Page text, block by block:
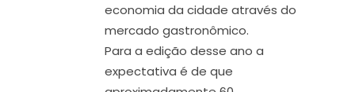
economia da cidade através do
mercado gastronômico.
Para a edição desse ano a
expectativa é de que